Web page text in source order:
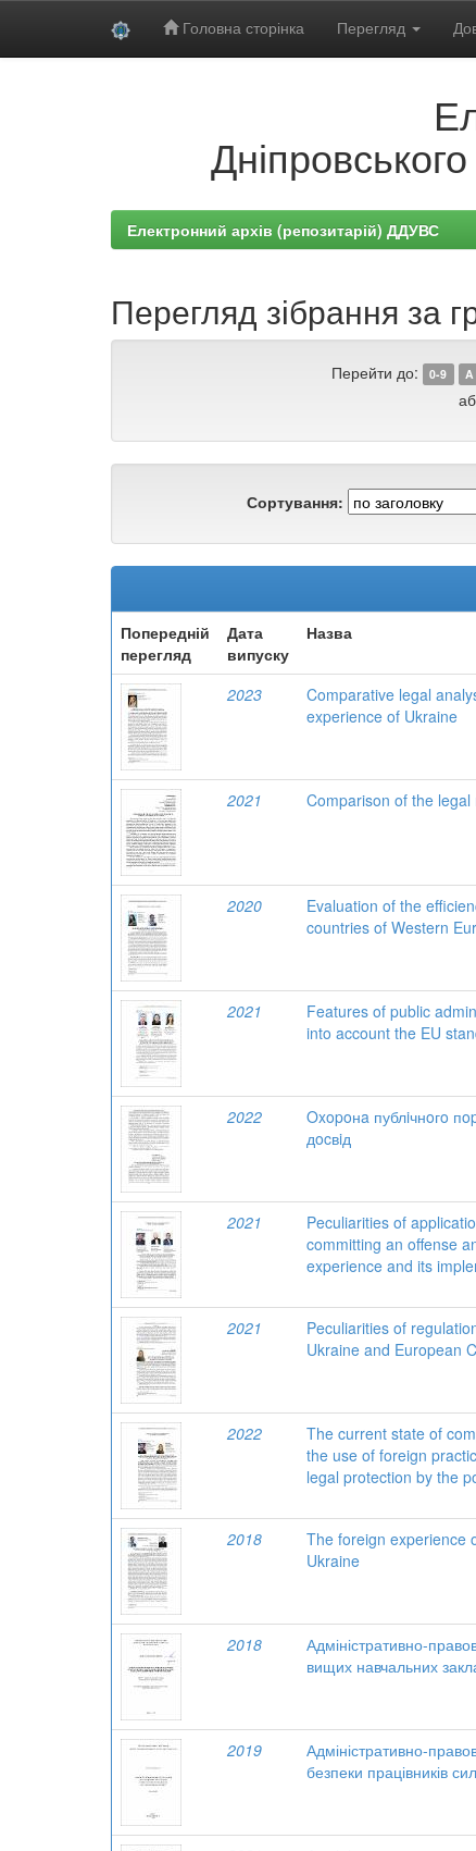
Головна сторінка Перегляд
Електронний архів (репозитарій) ДДУВС
Перегляд зібрання за
Перейти до: 0-9 A
Сортування:
Попередній
перегляд
Дата
випуску
Назва
2023
Comparative legal
experience of Ukraine
2021 Comparison of the
2020
Evaluation of the
countries of Western
2021
Features of public
into account the EU
2022
Oxopoнa публiчнoгo
дocвiд
2021
Peculiarities of
committing an offense
experience and its
2021
Peculiarities of
Ukraine and European
2022
The current state of
the use of foreign
legal protection by the
2018
The foreign experience
Ukraine
2018
Адміністративно-
вищих навчальних
2019
Адміністративно-
безпеки працівників